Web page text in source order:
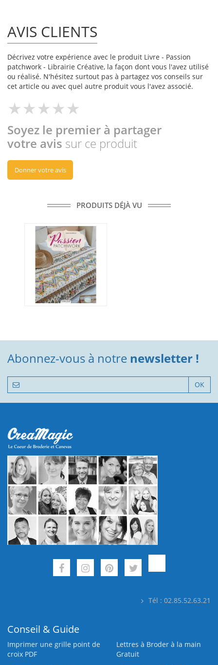
AVIS CLIENTS
Décrivez votre expérience avec le produit Livre - Passion
patchwork - Librairie Créative, la façon dont vous l'avez utilisé
ou réalisé. N'hésitez surtout pas à partagez vos conseils sur
cet article ou avec quel autre produit vous l'avez associé.
Soyez le premier à partager
votre avis sur ce produit
Donner votre avis
PRODUITS DÉJÀ VU
Abonnez-vous à notre newsletter !
OK
Tél : 02.85.52.63.21
Conseil & Guide
Imprimer une grille point de
croix PDF
Lettres à Broder à la main
Gratuit